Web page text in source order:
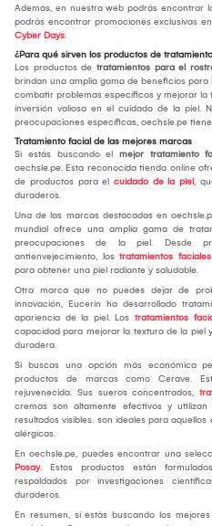
Además, en nuestra web podrás encontrar
podrás encontrar promociones exclusivas
Cyber Days.
¿Para qué sirven los productos de
Los productos de tratamientos para el
brindan una amplia gama de beneficios
combatir problemas específicos y mejorar la
inversión valiosa en el cuidado de la piel.
preocupaciones específicas, oechsle.pe
Tratamiento facial de las mejores marcas
Si estás buscando el mejor tratamiento
oechsle.pe. Esta reconocida tienda online
de productos para el cuidado de la piel,
duraderos.
Una de las marcas destacadas en
mundial ofrece una amplia gama de
preocupaciones de la piel. Desde
antienvejecimiento, los tratamientos
para obtener una piel radiante y saludable.
Otra marca que no puedes dejar de
innovación, Eucerin ha desarrollado
apariencia de la piel. Los tratamientos
capacidad para mejorar la textura de la piel
duradera.
Si buscas una opción más económica
productos de marcas como Cerave.
rejuvenecida. Sus sueros concentrados,
cremas son altamente efectivos y
resultados visibles. son ideales para
alérgicas.
En oechsle.pe, puedes encontrar una
Posay. Estos productos están
respaldados por investigaciones
duraderos.
En resumen, si estás buscando los